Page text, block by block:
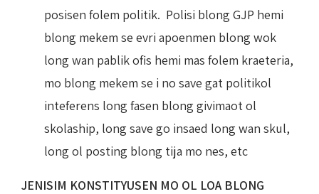
posisen folem politik. Polisi blong GJP hemi
blong mekem se evri apoenmen blong wok
long wan pablik ofis hemi mas folem kraeteria,
mo blong mekem se i no save gat politikol
inteferens long fasen blong givimaot ol
skolaship, long save go insaed long wan skul,
long ol posting blong tija mo nes, etc
JENISIM KONSTITYUSEN MO OL LOA BLONG